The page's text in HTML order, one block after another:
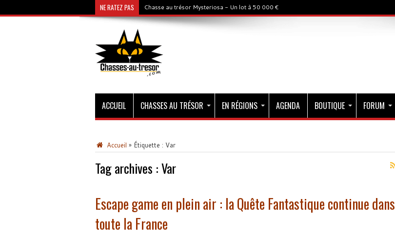
NE RATEZ PAS Chasse au trésor Mysteriosa - Un lot à 50 000 €
ACCUEIL CHASSES AU TRÉSOR EN RÉGIONS AGENDA BOUTIQUE FORUM
Accueil » Étiquette : Var
Tag archives :Var
Escape game en plein air : la Quête Fantastique continue dans
toute la France